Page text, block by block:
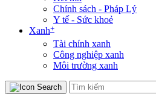
Chính sách - Pháp Lý
Y tế - Sức khoẻ
Xanh+
Tài chính xanh
Công nghiệp xanh
Môi trường xanh